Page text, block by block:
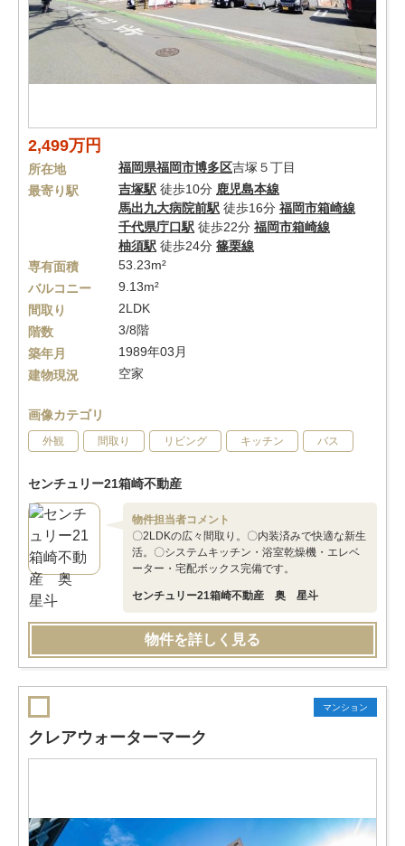
2,499万円
所在地 福岡県福岡市博多区吉塚５丁目
最寄り駅
吉塚駅 徒歩10分 鹿児島本線
馬出九大病院前駅 徒歩16分 福岡市箱崎線
千代県庁口駅 徒歩22分 福岡市箱崎線
柚須駅 徒歩24分 篠栗線
専有面積
53.23m²
バルコニー
9.13m²
間取り
2LDK
階数
3/8階
築年月
1989年03月
建物現況
空家
画像カテゴリ
外観 間取り リビング キッチン バス
センチュリー21箱崎不動産
物件担当者コメント
〇2LDKの広々間取り。〇内装済みで快適な新生
活。〇システムキッチン・浴室乾燥機・エレベ
ーター・宅配ボックス完備です。
センチュリー21箱崎不動産 奥 星斗
物件を詳しく見る
マンション
クレアウォーターマーク